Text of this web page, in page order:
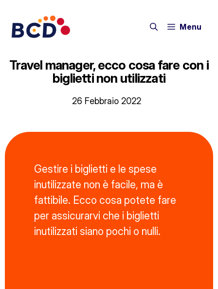
contenuto
Menu
Travel manager, ecco cosa fare con i
biglietti non utilizzati
26 Febbraio 2022
Gestire i biglietti e le spese
inutilizzate non è facile, ma è
fattibile. Ecco cosa potete fare
per assicurarvi che i biglietti
inutilizzati siano pochi o nulli.